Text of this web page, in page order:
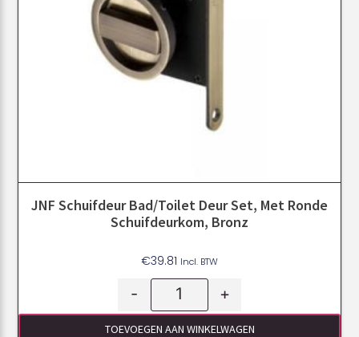
JNF Schuifdeur Bad/toilet Deur Set, Met Ronde
Schuifdeurkom, Bronz
€39.81 Incl. BTW
- +
TOEVOEGEN AAN WINKELWAGEN